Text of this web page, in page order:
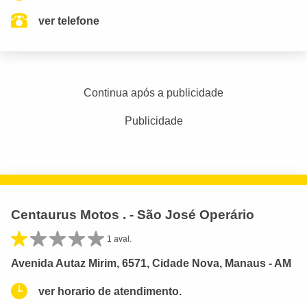
ver telefone
Continua após a publicidade
Publicidade
Centaurus Motos . - São José Operário
1 aval.
Avenida Autaz Mirim, 6571, Cidade Nova, Manaus - AM
ver horario de atendimento.